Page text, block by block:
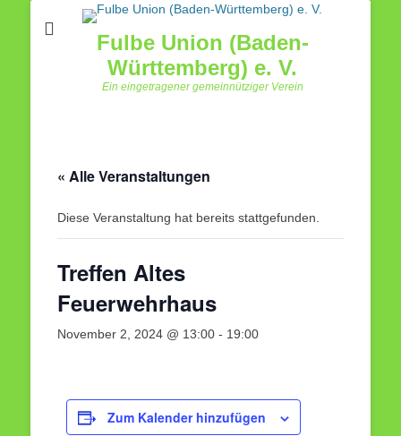
Fulbe Union (Baden-
Württemberg) e. V.
Ein eingetragener gemeinnütziger Verein
« Alle Veranstaltungen
Diese Veranstaltung hat bereits stattgefunden.
Treffen Altes
Feuerwehrhaus
November 2, 2024 @ 13:00 - 19:00
Zum Kalender hinzufügen